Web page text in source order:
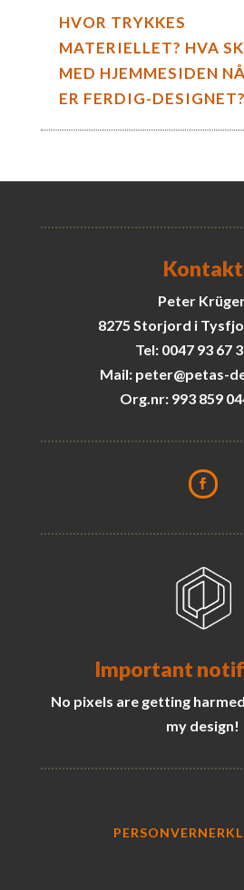
HVOR TRYKKES
MATERIELLET? HVA
MED HJEMMESIDEN
ER FERDIG-DESIGNET?
Kontakt
Peter
8275 Storjord i
Tel: 0047 93 67
Mail: peter@petas-
Org.nr: 993 859
Important
No pixels are getting
my design!